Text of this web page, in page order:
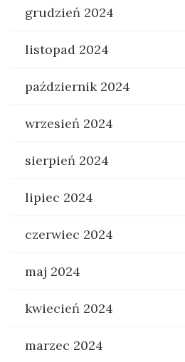
grudzień 2024
listopad 2024
październik 2024
wrzesień 2024
sierpień 2024
lipiec 2024
czerwiec 2024
maj 2024
kwiecień 2024
marzec 2024